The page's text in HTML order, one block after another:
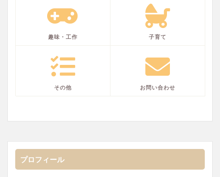
趣味・工作 子育て
その他 お問い合わせ
プロフィール